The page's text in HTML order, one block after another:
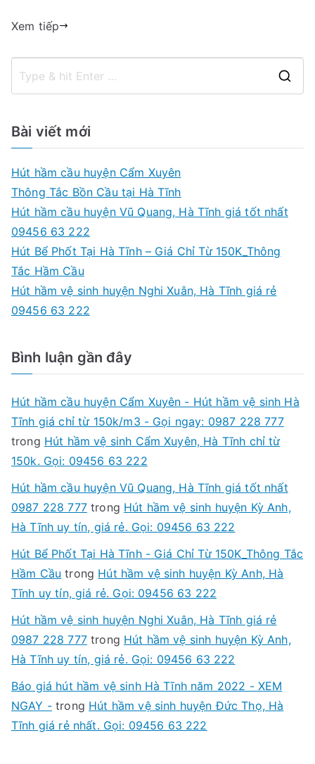
giá
rẻ.
Gọi:
Xem tiếp
Bài viết mới
Hút hầm cầu huyện Cẩm Xuyên
Thông Tắc Bồn Cầu tại Hà Tĩnh
Hút hầm cầu huyện Vũ Quang, Hà Tĩnh giá tốt nhất
09456 63 222
Hút Bể Phốt Tại Hà Tĩnh – Giá Chỉ Từ 150K_Thông
Tắc Hầm Cầu
Hút hầm vệ sinh huyện Nghi Xuân, Hà Tĩnh giá rẻ
09456 63 222
Bình luận gần đây
Hút hầm cầu huyện Cẩm Xuyên - Hút hầm vệ sinh Hà
Tĩnh giá chỉ từ 150k/m3 - Gọi ngay: 0987 228 777
trong Hút hầm vệ sinh Cẩm Xuyên, Hà Tĩnh chỉ từ
150k. Gọi: 09456 63 222
Hút hầm cầu huyện Vũ Quang, Hà Tĩnh giá tốt nhất
0987 228 777trong Hút hầm vệ sinh huyện Kỳ Anh,
Hà Tĩnh uy tín, giá rẻ. Gọi: 09456 63 222
Hút Bể Phốt Tại Hà Tĩnh - Giá Chỉ Từ 150K_Thông Tắc
Hầm Cầu trong Hút hầm vệ sinh huyện Kỳ Anh, Hà
Tĩnh uy tín, giá rẻ. Gọi: 09456 63 222
Hút hầm vệ sinh huyện Nghi Xuân, Hà Tĩnh giá rẻ
0987 228 777trong Hút hầm vệ sinh huyện Kỳ Anh,
Hà Tĩnh uy tín, giá rẻ. Gọi: 09456 63 222
Báo giá hút hầm vệ sinh Hà Tĩnh năm 2022 - XEM
NGAY -trong Hút hầm vệ sinh huyện Đức Thọ, Hà
Tĩnh giá rẻ nhất. Gọi: 09456 63 222